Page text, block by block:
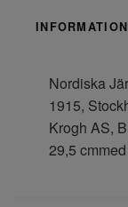
INFORMATION
Nordiska
1915,
Krogh AS,
29,5